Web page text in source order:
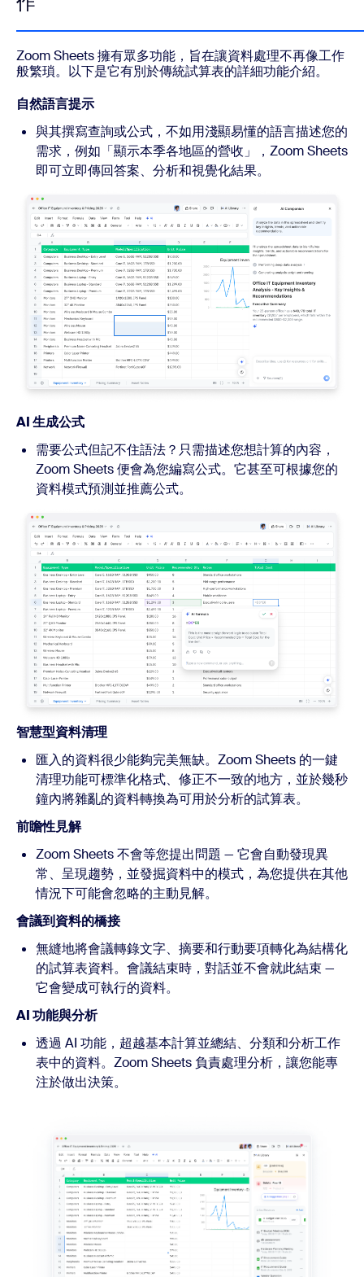
Zoom Sheets 擁有眾多功能，旨在讓資料處理不再像工作
般繁瑣。以下是它有別於傳統試算表的詳細功能介紹。
自然語言提示
與其撰寫查詢或公式，不如用淺顯易懂的語言描述您的
需求，例如「顯示本季各地區的營收」，Zoom Sheets
即可立即傳回答案、分析和視覺化結果。
AI 生成公式
需要公式但記不住語法？只需描述您想計算的內容，
Zoom Sheets 便會為您編寫公式。它甚至可根據您的
資料模式預測並推薦公式。
智慧型資料清理
匯入的資料很少能夠完美無缺。Zoom Sheets 的一鍵
清理功能可標準化格式、修正不一致的地方，並於幾秒
鐘內將雜亂的資料轉換為可用於分析的試算表。
前瞻性見解
Zoom Sheets 不會等您提出問題 — 它會自動發現異
常、呈現趨勢，並發掘資料中的模式，為您提供在其他
情況下可能會忽略的主動見解。
會議到資料的橋接
無縫地將會議轉錄文字、摘要和行動要項轉化為結構化
的試算表資料。會議結束時，對話並不會就此結束 —
它會變成可執行的資料。
AI 功能與分析
透過 AI 功能，超越基本計算並總結、分類和分析工作
表中的資料。Zoom Sheets 負責處理分析，讓您能專
注於做出決策。